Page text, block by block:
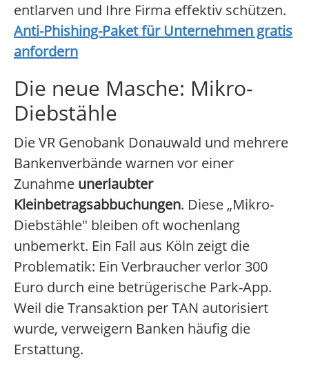
entlarven und Ihre Firma effektiv schützen.
Anti-Phishing-Paket für Unternehmen gratis
anfordern
Die neue Masche: Mikro-
Diebstähle
Die VR Genobank Donauwald und mehrere
Bankenverbände warnen vor einer
Zunahme unerlaubter
Kleinbetragsabbuchungen. Diese „Mikro-
Diebstähle" bleiben oft wochenlang
unbemerkt. Ein Fall aus Köln zeigt die
Problematik: Ein Verbraucher verlor 300
Euro durch eine betrügerische Park-App.
Weil die Transaktion per TAN autorisiert
wurde, verweigern Banken häufig die
Erstattung.